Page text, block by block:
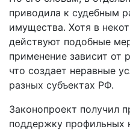
приводила к судебным
имущества. Хотя в
действуют подобные
применение зависит от
что создает неравные
разных субъектах РФ.
Законопроект получил
поддержку профильных